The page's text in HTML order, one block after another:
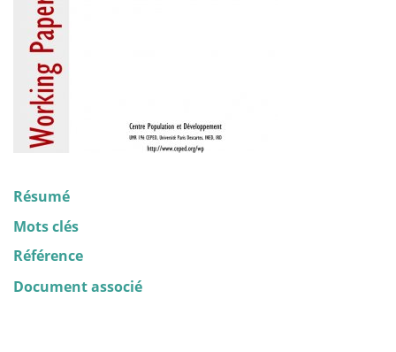
Résumé
Mots clés
Référence
Document associé